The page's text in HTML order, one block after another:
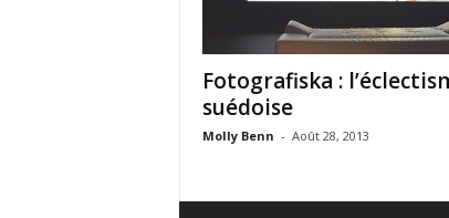
Fotografiska :
suédoise
Molly Benn - Août 28, 2013